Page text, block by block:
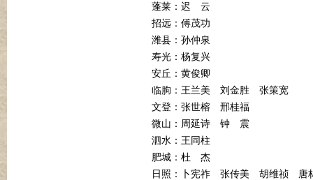
蓬莱：迟
云
招远：傅茂功
潍县：孙仲泉
寿光：杨复兴
安丘：黄俊卿
临朐：王兰美
刘金胜
张策宽
文登：张世榕
邢桂福
微山：周延诗
钟
震
泗水：王同柱
肥城：杜
杰
日照：卜宪祚
张传美 胡维祯
唐